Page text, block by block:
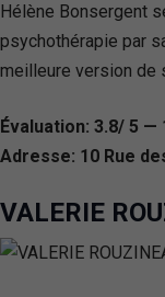
Hélène Bonsergent
psychothérapie par
meilleure version de
Évaluation: 3.8/ 5 —
Adresse: 10 Rue
VALERIE